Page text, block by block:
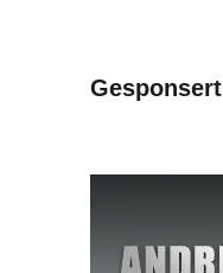
Gesponsert